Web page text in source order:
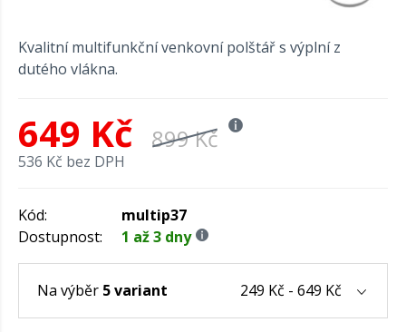
Kvalitní multifunkční venkovní polštář s výplní z
dutého vlákna.
649 Kč 899 Kč
536 Kč bez DPH
Kód:
multip37
Dostupnost:
1 až 3 dny
Na výběr 5 variant 249 Kč - 649 Kč